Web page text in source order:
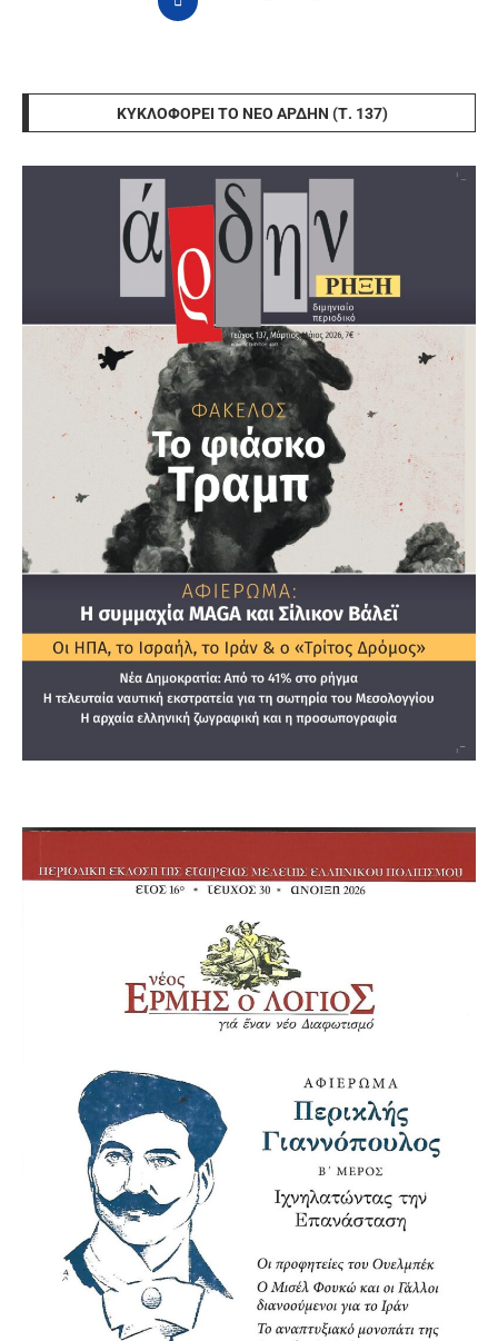
ΚΥΚΛΟΦΟΡΕΊ ΤΟ ΝΈΟ ΆΡΔΗΝ (Τ. 137)